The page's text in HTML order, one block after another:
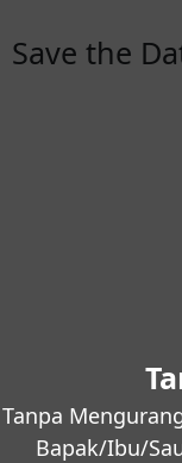
Tanpa
Bapak/Ibu/
Save the